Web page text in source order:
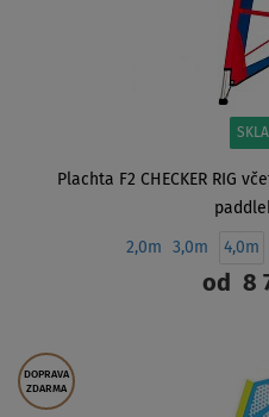
Plachta F2 CHECKER RIG
2,0m 3,0m 4,0m
od 8
DOPRAVA
ZDARMA